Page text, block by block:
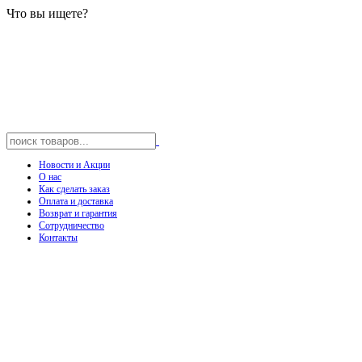
Что вы ищете?
Новости и Акции
О нас
Как сделать заказ
Оплата и доставка
Возврат и гарантия
Сотрудничество
Контакты